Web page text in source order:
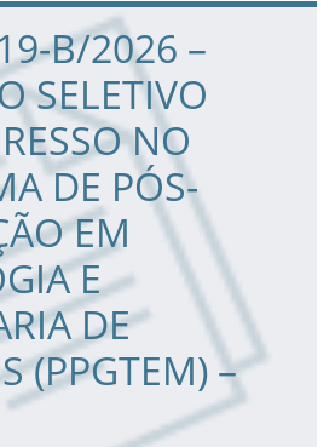
B/2026 –
SELETIVO
NO
DE PÓS-
EM
E
DE
(PPGTEM) –